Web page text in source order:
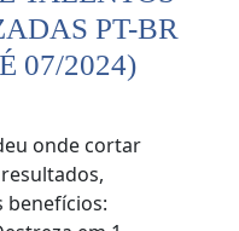
PT-BR
07/2024)
onde cortar
benefícios: